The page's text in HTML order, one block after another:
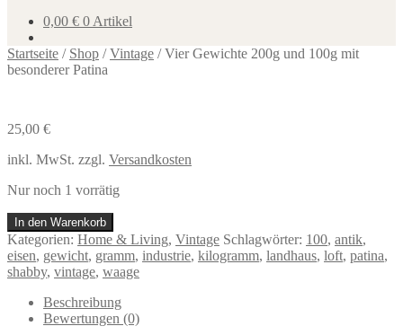
0,00 € 0 Artikel
Startseite / Shop /Vintage /Vier Gewichte 200g und 100g mit
besonderer Patina
25,00 €
inkl. MwSt. zzgl. Versandkosten
Nur noch 1 vorrätig
Vier
Gewichte
200g
und
besonderer
In den Warenkorb
Kategorien: Home & Living, Vintage Schlagwörter: 100, antik,
eisen, gewicht, gramm, industrie, kilogramm, landhaus, loft, patina,
shabby, vintage, waage
Beschreibung
Bewertungen (0)